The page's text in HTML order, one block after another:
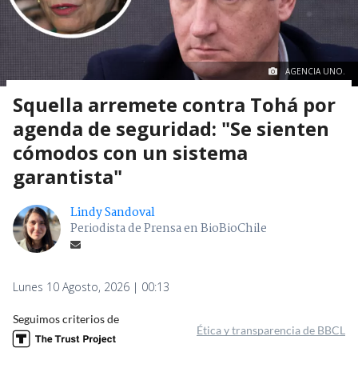
AGENCIA UNO.
Squella arremete contra Tohá por
agenda de seguridad: "Se sienten
cómodos con un sistema
garantista"
Lindy Sandoval
Periodista de Prensa en BioBioChile
Lunes 10 Agosto, 2026 | 00:13
Seguimos criterios de
Ética y transparencia de BBCL